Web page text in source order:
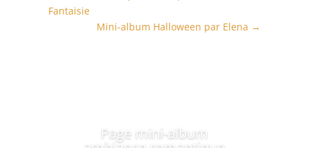
Fantaisie
Mini-album Halloween par Elena →
Page mini-album